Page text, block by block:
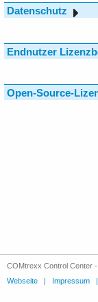
COMtrexx Control Center
Webseite | Impressum